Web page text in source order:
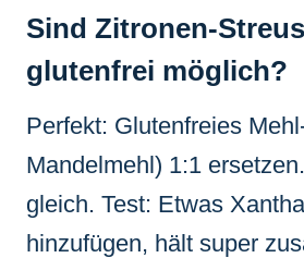
Sind Zitronen-
glutenfrei möglich?
Perfekt: Glutenfreies
Mandelmehl) 1:1
gleich. Test: Etwas
hinzufügen, hält super